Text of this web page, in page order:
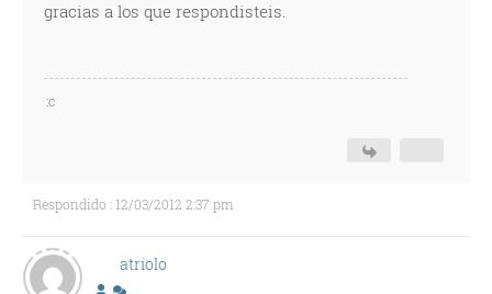
gracias a los que respondisteis.
:c
Respondido : 12/03/2012 2:37 pm
atriolo